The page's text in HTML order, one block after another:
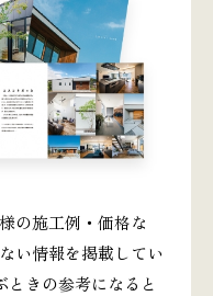
の施工例・価格な
い情報を掲載してい
ときの参考になると